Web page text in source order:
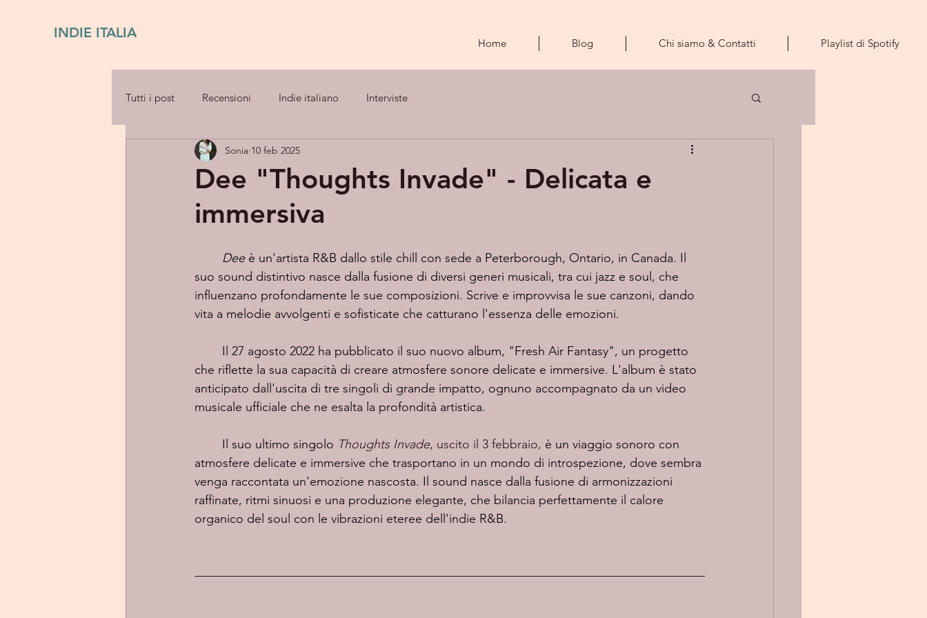
INDIE ITALIA
Home Blog Chi siamo & Contatti Playlist di Spotify
Tutti i post Recensioni Indie italiano Interviste
Dee "Thoughts Invade" - Delicata e
immersiva
Sonia 10 feb 2025
Dee è un'artista R&B dallo stile chill con sede a Peterborough, Ontario, in Canada. Il
suo sound distintivo nasce dalla fusione di diversi generi musicali, tra cui jazz e soul, che
influenzano profondamente le sue composizioni. Scrive e improvvisa le sue canzoni, dando
vita a melodie avvolgenti e sofisticate che catturano l'essenza delle emozioni.
che riflette la sua capacità di creare atmosfere sonore delicate e immersive. L'album è stato
anticipato dall'uscita di tre singoli di grande impatto, ognuno accompagnato da un video
musicale ufficiale che ne esalta la profondità artistica.
	Il suo ultimo singolo
Thoughts Invade, uscito il 3 febbraio, è un viaggio sonoro con
atmosfere delicate e immersive che trasportano in un mondo di introspezione, dove sembra
venga raccontata un'emozione nascosta. Il sound nasce dalla fusione di armonizzazioni
raffinate, ritmi sinuosi e una produzione elegante, che bilancia perfettamente il calore
organico del soul con le vibrazioni eteree dell'indie R&B.